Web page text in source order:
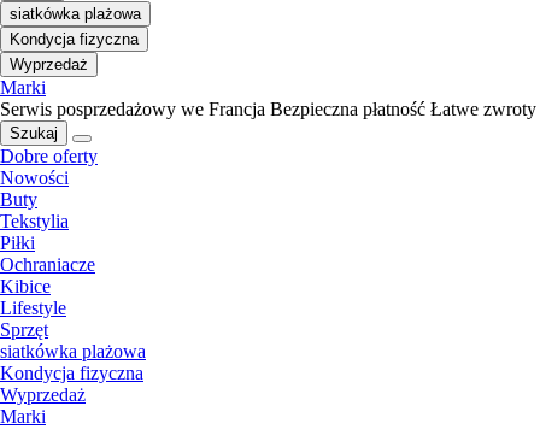
siatkówka plażowa
Kondycja fizyczna
Wyprzedaż
Marki
Serwis posprzedażowy we Francja Bezpieczna płatność Łatwe zwroty
Szukaj
Dobre oferty
Nowości
Buty
Tekstylia
Piłki
Ochraniacze
Kibice
Lifestyle
Sprzęt
siatkówka plażowa
Kondycja fizyczna
Wyprzedaż
Marki